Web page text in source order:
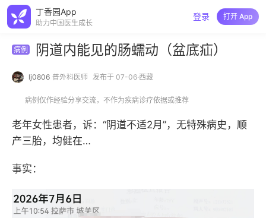
丁香园App
助力中国医生成长
登录 打开 App
病例 阴道内能见的肠蠕动（盆底疝）
lj0806 普外科医师 发布于 07-06·西藏
病例仅作经验分享交流，不作为疾病诊疗依据或推荐
老年女性患者，诉：“阴道不适2月”，无特殊病史，顺
产三胎，均健在…
事实：